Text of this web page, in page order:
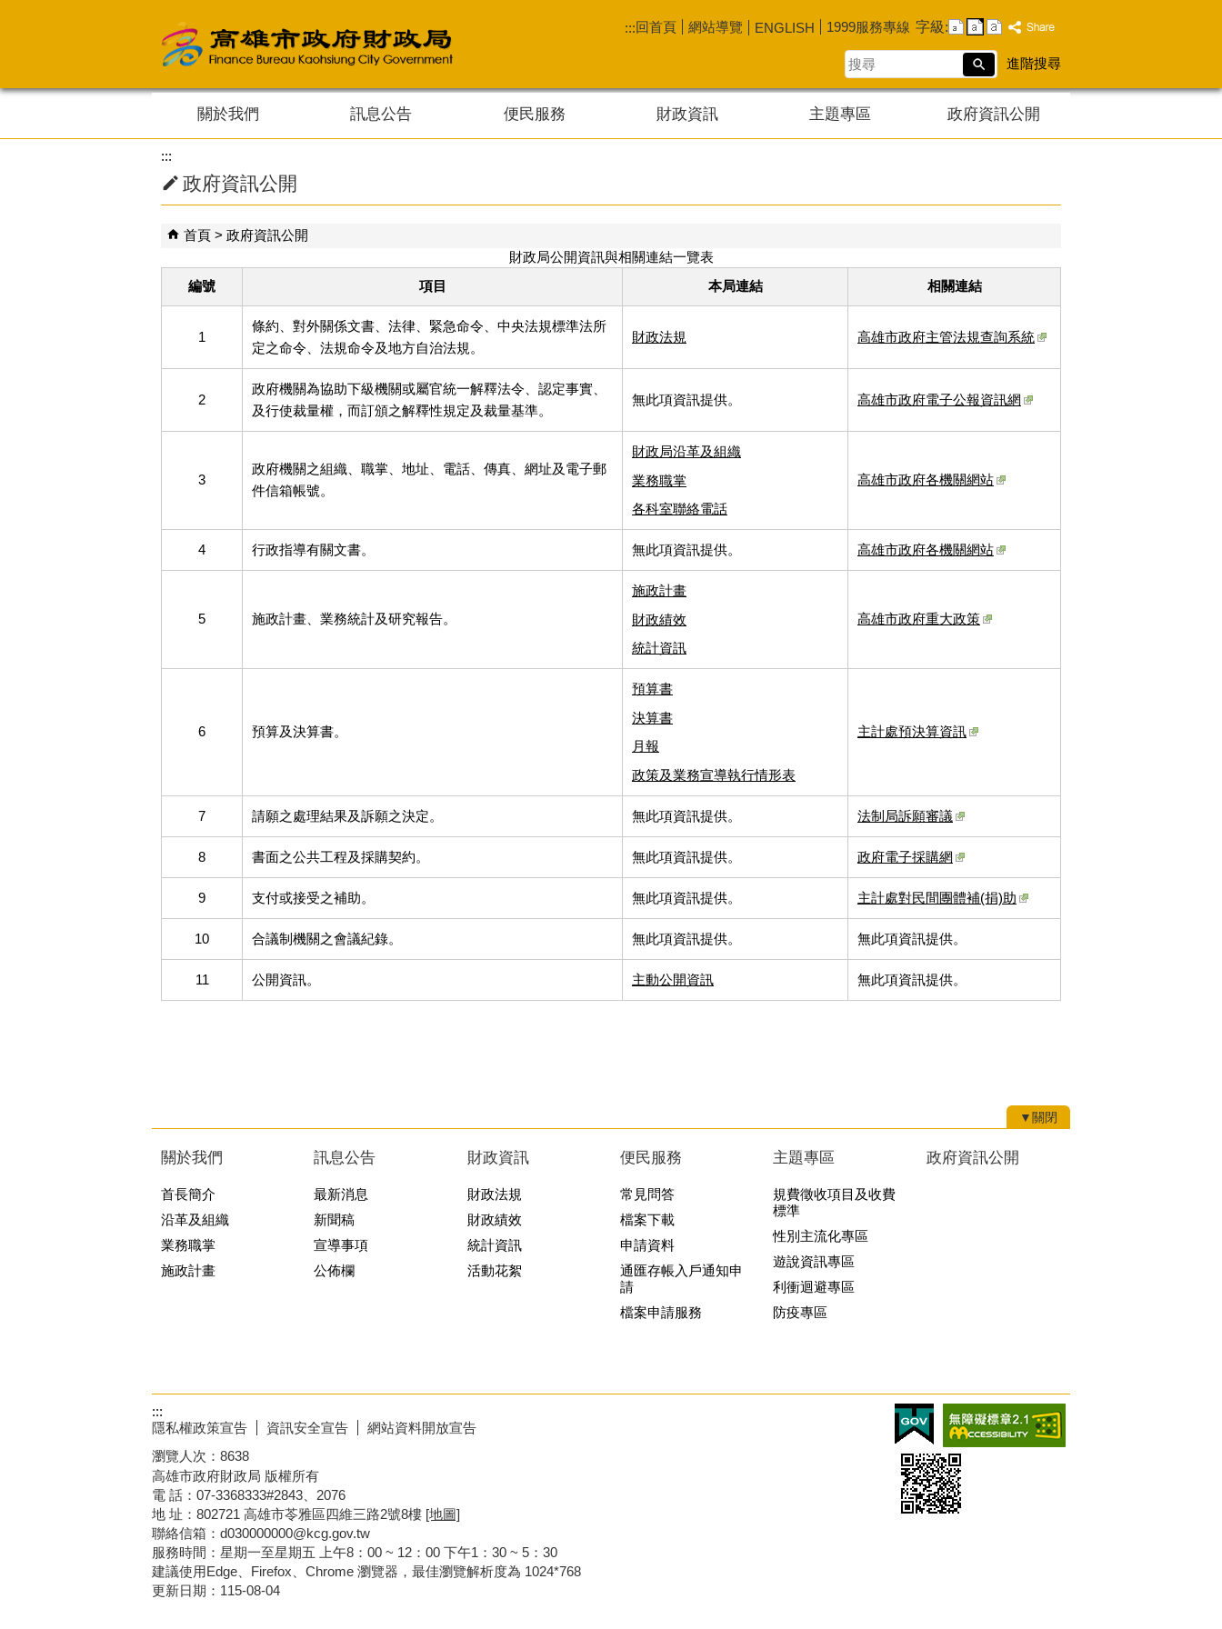
:::回首頁 網站導覽 ENGLISH 1999服務專線 字級:
搜
尋
進階搜尋
關於我們 訊息公告 便民服務 財政資訊 主題專區 政府資訊公開
:::
政府資訊公開
首頁
政府資訊公開
財政局公開資訊與相關連結一覽表
編號
項目 本局連結 相關連結
1
條約、對外關係文書、法律、緊急命令、中央法規標準法所
定之命令、法規命令及地方自治法規。
財政法規 高雄市政府主管法規查詢系統
2
政府機關為協助下級機關或屬官統一解釋法令、認定事實、
及行使裁量權，而訂頒之解釋性規定及裁量基準。
無此項資訊提供。 高雄市政府電子公報資訊網
3
政府機關之組織、職掌、地址、電話、傳真、網址及電子郵
件信箱帳號。
財政局沿革及組織
業務職掌
各科室聯絡電話
高雄市政府各機關網站
4 行政指導有關文書。 無此項資訊提供。 高雄市政府各機關網站
5 施政計畫、業務統計及研究報告。
施政計畫
財政績效
統計資訊
高雄市政府重大政策
6 預算及決算書。
預算書
決算書
月報
政策及業務宣導執行情形表
主計處預決算資訊
7 請願之處理結果及訴願之決定。 無此項資訊提供。 法制局訴願審議
8 書面之公共工程及採購契約。 無此項資訊提供。 政府電子採購網
9 支付或接受之補助。 無此項資訊提供。 主計處對民間團體補(捐)助
10 合議制機關之會議紀錄。 無此項資訊提供。 無此項資訊提供。
11 公開資訊。 主動公開資訊 無此項資訊提供。
▼關閉
關於我們
首長簡介
沿革及組織
業務職掌
施政計畫
訊息公告
最新消息
新聞稿
宣導事項
公佈欄
財政資訊
財政法規
財政績效
統計資訊
活動花絮
便民服務
常見問答
檔案下載
申請資料
通匯存帳入戶通知申
請
檔案申請服務
主題專區
規費徵收項目及收費
標準
性別主流化專區
遊說資訊專區
利衝迴避專區
防疫專區
政府資訊公開
:::
隱私權政策宣告
資訊安全宣告
網站資料開放宣告
瀏覽人次： 8638
高雄市政府財政局 版權所有
電 話：07-3368333#2843、2076
地 址：802721 高雄市苓雅區四維三路2號8樓 [地圖]
聯絡信箱：d030000000@kcg.gov.tw
服務時間：星期一至星期五 上午8：00 ~ 12：00 下午1：30 ~ 5：30
建議使用Edge、Firefox、Chrome 瀏覽器，最佳瀏覽解析度為 1024*768
更新日期： 115-08-04